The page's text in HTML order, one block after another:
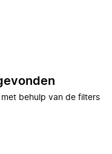
behulp van de filters